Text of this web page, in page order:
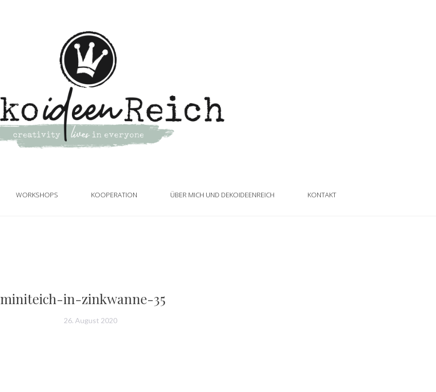
WORKSHOPS KOOPERATION ÜBER MICH UND DEKOIDEENREICH KONTAKT
miniteich-in-zinkwanne-35
26. August 2020